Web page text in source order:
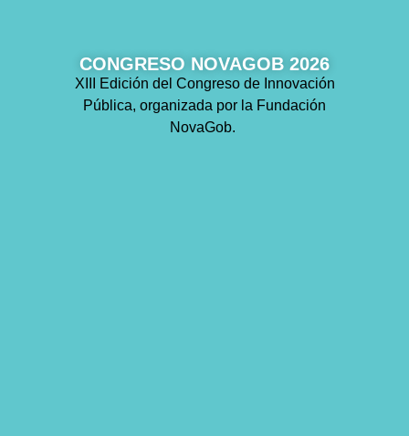
CONGRESO NOVAGOB 2026
XIII Edición del Congreso de Innovación
Pública, organizada por la Fundación
NovaGob.